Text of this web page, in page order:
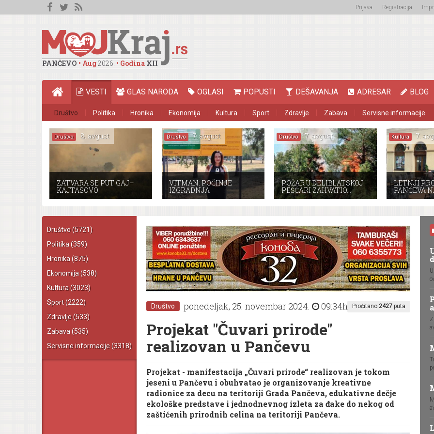
Prijava Registracija
PANČEVO • Aug2026. • Godina XII
HOME
VESTI GLAS NARODA OGLASI POPUSTI DEŠAVANJA ADRESAR BLOG
Društvo Politika Hronika Ekonomija Kultura Sport Zdravlje Zabava Servisne informacije
Društvo 8. avgust
ZATVARA SE PUT GAJ–
KAJTASOVO
Društvo 7. avgust
VITMAN: POČINJE
IZGRADNJA
ATMOSFERSKE
Društvo 7. avgust
POŽAR U DELIBLATSKOJ
PEŠČARI ZAHVATIO…
Kultura 7.
LETNJI
PANČEVA
Društvo(5721)
Politika(359)
Hronika(875)
Ekonomija(538)
Kultura(3023)
Sport(2222)
Zdravlje(533)
Zabava(535)
Servisne informacije(3318)
Društvo ponedeljak, 25. novembar 2024. 09:34h Pročitano 2427 puta
Projekat "Čuvari prirode"
realizovan u Pančevu
Projekat - manifestacija „Čuvari prirode“ realizovan je tokom
jeseni u Pančevu i obuhvatao je organizovanje kreativne
radionice za decu na teritoriji Grada Pančeva, edukativne dečje
ekološke predstave i jednodnevnog izleta za đake do nekog od
zaštićenih prirodnih celina na teritoriji Pančeva.